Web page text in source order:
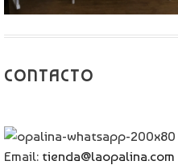
CONTACTO
Email: tienda@laopalina.com